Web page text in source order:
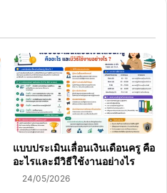
แบบประเมินเลื่อนเงินเดือนครู คือ
อะไรและมีวิธีใช้งานอย่างไร
24/05/2026